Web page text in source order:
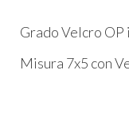
Grado Velcro
Misura 7x5 con